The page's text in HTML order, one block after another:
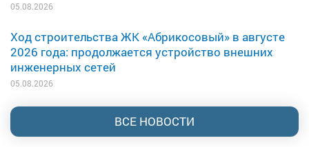
05.08.2026
Ход строительства ЖК «Абрикосовый» в августе
2026 года: продолжается устройство внешних
инженерных сетей
05.08.2026
ВСЕ НОВОСТИ